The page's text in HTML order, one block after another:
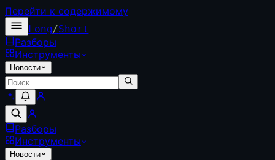
Перейти к содержимому
Long/Short
Разборы
Инструменты
Новости
Разборы
Инструменты
Новости